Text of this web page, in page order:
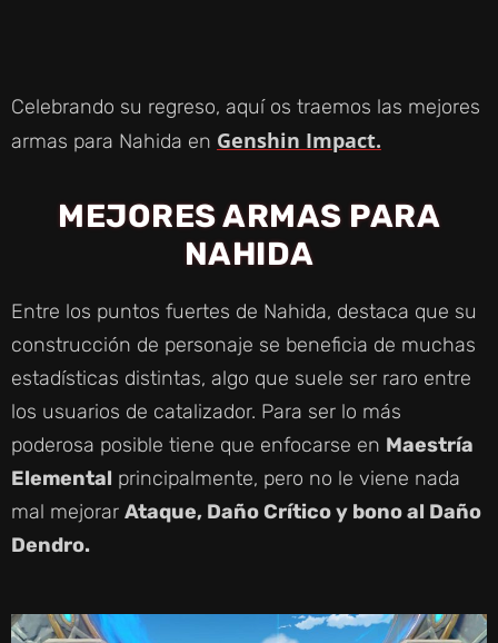
Celebrando su regreso, aquí os traemos las mejores
armas para Nahida en Genshin Impact.
MEJORES ARMAS PARA
NAHIDA
Entre los puntos fuertes de Nahida, destaca que su
construcción de personaje se beneficia de muchas
estadísticas distintas, algo que suele ser raro entre
los usuarios de catalizador. Para ser lo más
poderosa posible tiene que enfocarse en Maestría
Elemental principalmente, pero no le viene nada
mal mejorar Ataque, Daño Crítico y bono al Daño
Dendro.